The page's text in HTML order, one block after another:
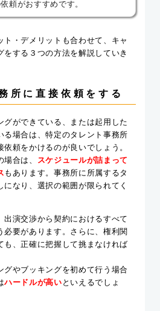
頼がおすすめです。
ト・デメリットも合わせて、キャ
をする３つの方法を解説していき
所に直接依頼をする
グができている、または起用した
る場合は、特定のタレント事務所
頼をかけるのが良いでしょう。
合は、
スケジュールが詰まって
もあります。事務所に所属するタ
になり、選択の範囲が限られてく
出演交渉から契約におけるすべて
必要があります。さらに、権利関
も、正確に把握して挑まなければ
グやブッキングを初めて行う場合
ハードルが高い といえるでしょ